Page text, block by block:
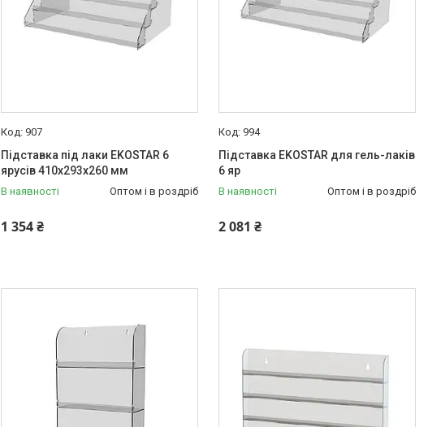
907
Підставка під лаки EKOSTAR 6
ярусів 410х293х260 мм
В наявності Оптом і в роздріб
1 354 ₴
994
Підставка EKOSTAR для гель-лаків
6 яр
В наявності Оптом і в роздріб
2 081 ₴